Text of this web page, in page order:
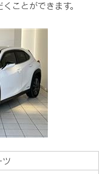
ことができます。